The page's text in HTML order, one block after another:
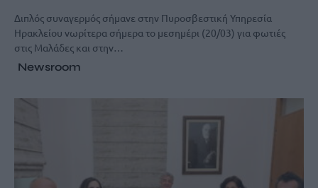
Διπλός συναγερμός σήμανε στην Πυροσβεστική Υπηρεσία
Ηρακλείου νωρίτερα σήμερα το μεσημέρι (20/03) για φωτιές
στις Μαλάδες και στην…
Newsroom